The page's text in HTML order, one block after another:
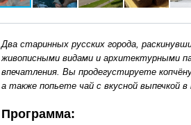
Два старинных русских города,
живописными видами и архитектурными
впечатления. Вы продегустируете
а также попьете чай с вкусной выпечкой в
Программа: